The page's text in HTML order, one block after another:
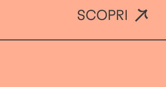
SCOPRI